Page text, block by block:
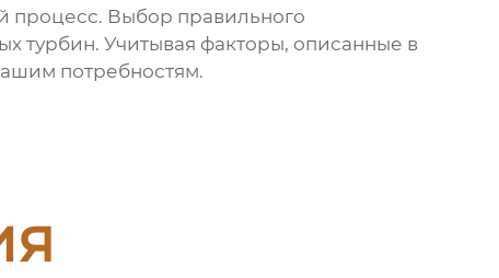
процесс. Выбор правильного
турбин. Учитывая факторы, описанные в
потребностям.